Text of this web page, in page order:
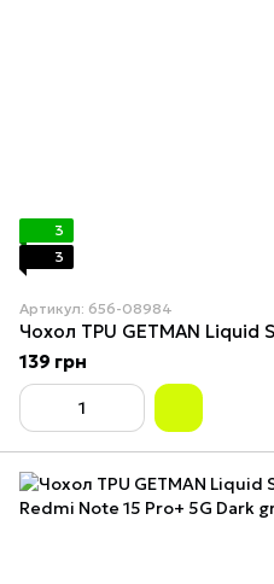
3
3
Артикул: 656-08984
139 грн